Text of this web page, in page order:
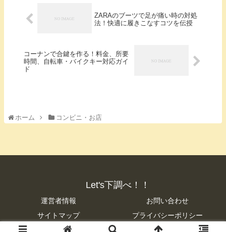
ZARAのブーツで足が痛い時の対処
法！快適に履きこなすコツを伝授
コーナンで合鍵を作る！料金、所要
時間、自転車・バイクキー対応ガイ
ド
ホーム コンビニ・お店
Let's下調べ！！
運営者情報
お問い合わせ
サイトマップ
プライバシーポリシー